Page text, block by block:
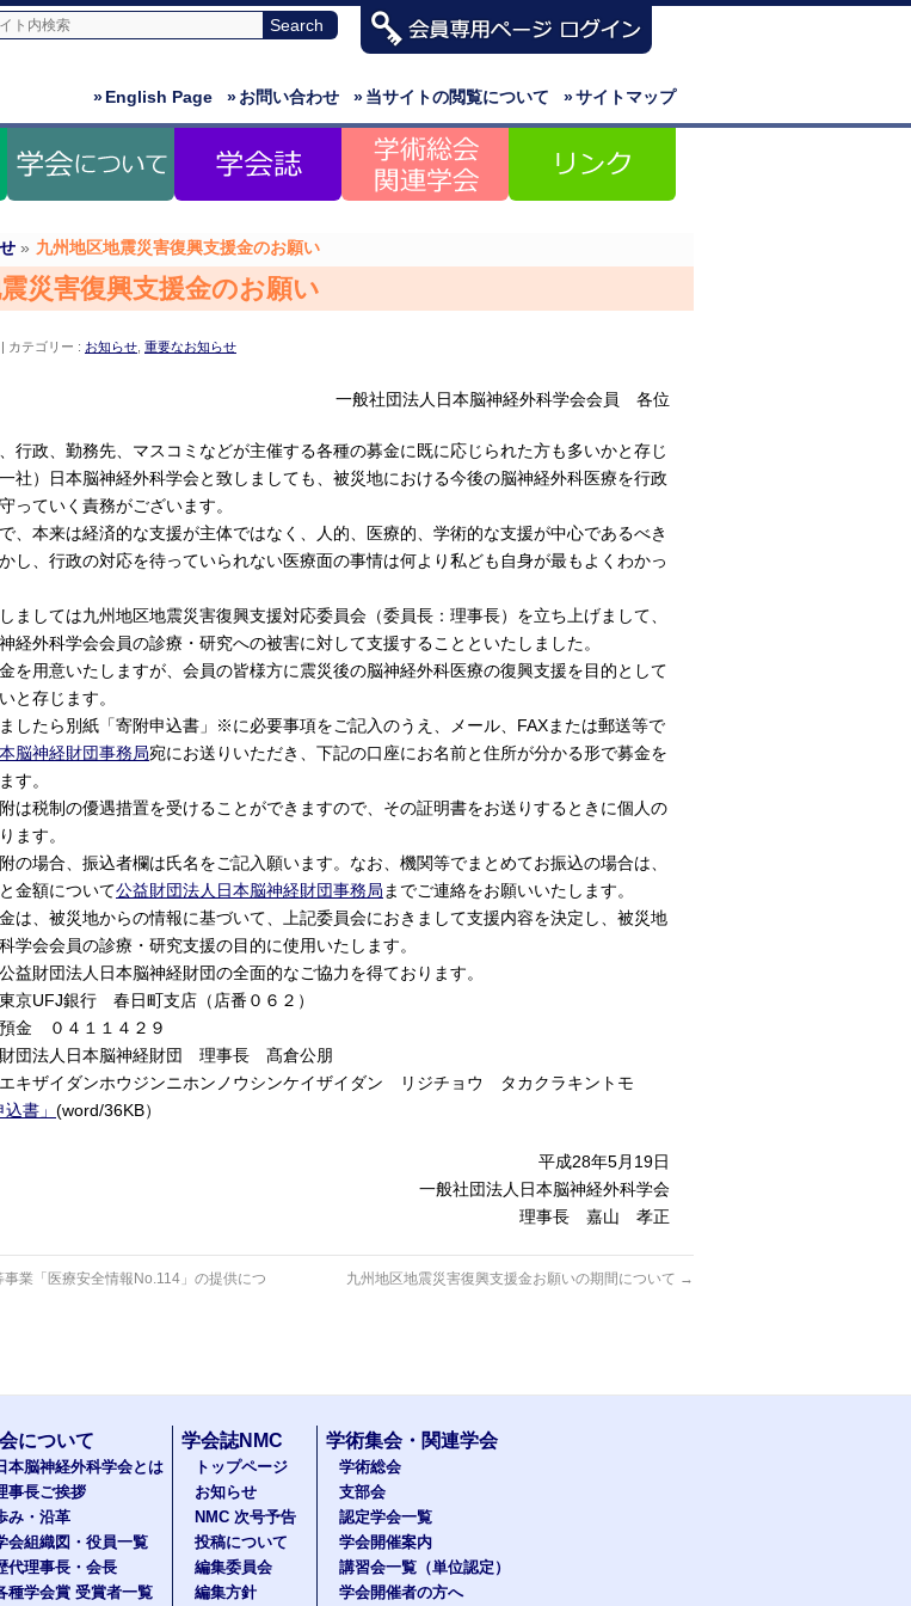
»サイトマップ
»当サイトの閲覧について
»お問い合わせ
»English Page
» 九州地区地震災害復興支援金のお願い
災害復興支援金のお願い
カテゴリー : お知らせ 重要なお知らせ
一般社団法人日本脳神経外科学会会員 各位
行政、勤務先、マスコミなどが主催する各種の募金に既に応じられた方も多いかと存じ
社）日本脳神経外科学会と致しましても、被災地における今後の脳神経外科医療を行政
っていく責務がございます。
、本来は経済的な支援が主体ではなく、人的、医療的、学術的な支援が中心であるべき
し、行政の対応を待っていられない医療面の事情は何より私ども自身が最もよくわかっ
ましては九州地区地震災害復興支援対応委員会（委員長：理事長）を立ち上げまして、
経外科学会会員の診療・研究への被害に対して支援することといたしました。
を用意いたしますが、会員の皆様方に震災後の脳神経外科医療の復興支援を目的として
と存じます。
したら別紙「寄附申込書」※に必要事項をご記入のうえ、メール、FAXまたは郵送等で
脳神経財団事務局宛にお送りいただき、下記の口座にお名前と住所が分かる形で募金を
す。
は税制の優遇措置を受けることができますので、その証明書をお送りするときに個人の
ます。
の場合、振込者欄は氏名をご記入願います。なお、機関等でまとめてお振込の場合は、
金額について公益財団法人日本脳神経財団事務局 までご連絡をお願いいたします。
は、被災地からの情報に基づいて、上記委員会におきまして支援内容を決定し、被災地
学会会員の診療・研究支援の目的に使用いたします。
益財団法人日本脳神経財団の全面的なご協力を得ております。
UFJ銀行 春日町支店（店番０６２）
金 ０４１１４２９
法人日本脳神経財団 理事長 髙倉公朋
キザイダンホウジンニホンノウシンケイザイダン リジチョウ タカクラキントモ
書」 (word/36KB）
平成28年5月19日
一般社団法人日本脳神経外科学会
理事長 嘉山 孝正
事業「医療安全情報No.114」の提供につ
九州地区地震災害復興支援金お願いの期間について →
について
本脳神経外科学会とは
事長ご挨拶
み・沿革
会組織図・役員一覧
代理事長・会長
種学会賞 受賞者一覧
学会誌NMC
トップページ
お知らせ
NMC 次号予告
投稿について
編集委員会
編集方針
学術集会・関連学会
学術総会
支部会
認定学会一覧
学会開催案内
講習会一覧（単位認定）
学会開催者の方へ